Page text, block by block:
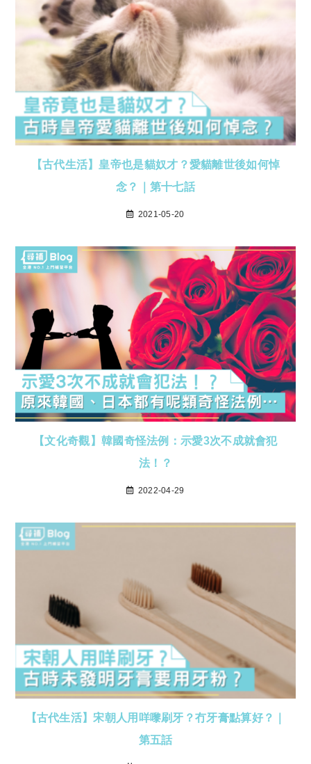
【古代生活】皇帝也是貓奴才？愛貓離世後如何悼
念？｜第十七話
2021-05-20
【文化奇觀】韓國奇怪法例：示愛3次不成就會犯
法！？
2022-04-29
【古代生活】宋朝人用咩嚟刷牙？冇牙膏點算好？｜
第五話